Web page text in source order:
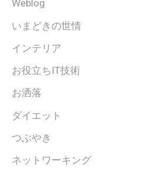
Weblog
いまどきの世情
インテリア
お役立ちIT技術
お洒落
ダイエット
つぶやき
ネットワーキング